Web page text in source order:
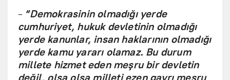
- “Demokrasinin olmadığı yerde
cumhuriyet, hukuk devletinin olmadığı
yerde kanunlar, insan haklarının olmadığı
yerde kamu yararı olamaz. Bu durum
millete hizmet eden meşru bir devletin
değil, olsa olsa milleti ezen gayrı meşru